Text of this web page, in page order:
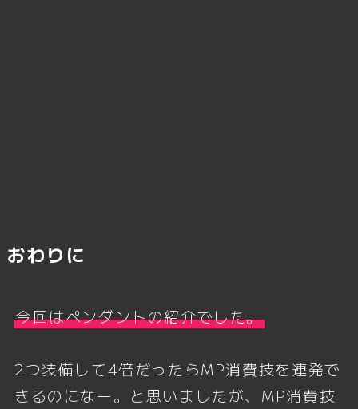
おわりに
今回はペンダントの紹介でした。
2つ装備して4倍だったらMP消費技を連発で
きるのになー。と思いましたが、MP消費技